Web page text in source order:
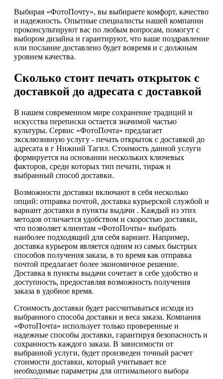
Выбирая «ФотоПочту», вы выбираете комфорт, качество
и надежность. Опытные специалисты нашей компании
проконсультируют вас по любым вопросам, помогут с
выбором дизайна и гарантируют, что ваше поздравление
или послание доставлено будет вовремя и с должным
уровнем качества.
Сколько стоит печать открыток с
доставкой до адресата с доставкой
В нашем современном мире сохранение традиций и
искусства переписки остается значимой частью
культуры. Сервис «ФотоПочта» предлагает
эксклюзивную услугу - печать открыток с доставкой до
адресата в г Нижний Тагил. Стоимость данной услуги
формируется на основании нескольких ключевых
факторов, среди которых тип печати, тираж и
выбранный способ доставки.
Возможности доставки включают в себя несколько
опций: отправка почтой, доставка курьерской службой и
вариант доставки в пункты выдачи . Каждый из этих
методов отличается удобством и скоростью доставки,
что позволяет клиентам «ФотоПочты» выбрать
наиболее подходящий для себя вариант. Например,
доставка курьером является одним из самых быстрых
способов получения заказа, в то время как отправка
почтой предлагает более экономичное решение.
Доставка в пункты выдачи сочетает в себе удобство и
доступность, предоставляя возможность получения
заказа в удобное время.
Стоимость доставки будет рассчитываться исходя из
выбранного способа доставки и веса заказа. Компания
«ФотоПочта» использует только проверенные и
надежные способы доставки, гарантируя безопасность и
сохранность каждого заказа. В зависимости от
выбранной услуги, будет произведен точный расчет
стоимости доставки, который учитывает все
необходимые параметры для оптимального выбора